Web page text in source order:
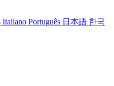
Italiano Português 日本語 한국